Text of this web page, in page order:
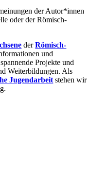
der Autor*innen
oder der Römisch-
derRömisch-
und
Projekte und
Weiterbildungen. Als
Jugendarbeit stehen wir